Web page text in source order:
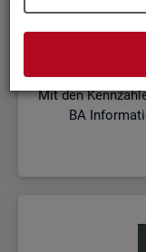
Mit den
BA